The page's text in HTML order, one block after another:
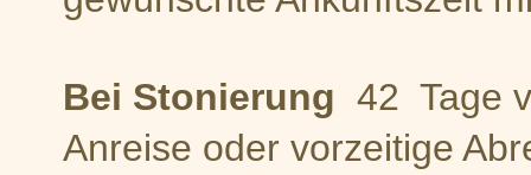
Bei Stonierung 42 Tage
Anreise oder vorzeitige